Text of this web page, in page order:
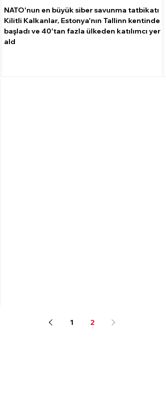
NATO'nun en büyük siber savunma tatbikatı
Kilitli Kalkanlar, Estonya'nın Tallinn kentinde
başladı ve 40'tan fazla ülkeden katılımcı yer
ald
1 2